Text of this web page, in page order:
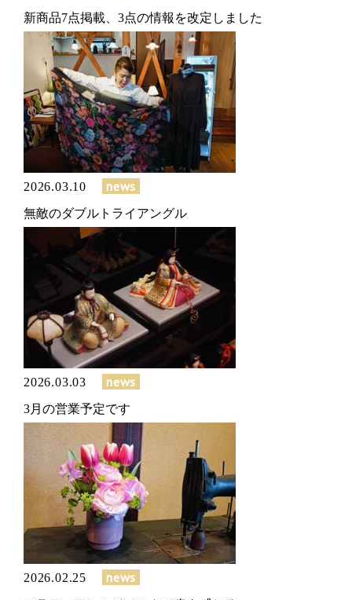
新商品7点掲載、3点の情報を改定しました
2026.03.10 news
無敵のダブルトライアングル
2026.03.03 news
3月の営業予定です
2026.02.25 news